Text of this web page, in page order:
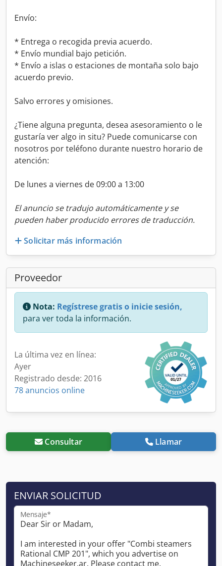
Envío:
* Entrega o recogida previa acuerdo.
* Envío mundial bajo petición.
* Envío a islas o estaciones de montaña solo bajo
acuerdo previo.
Salvo errores y omisiones.
¿Tiene alguna pregunta, desea asesoramiento o le
gustaría ver algo in situ? Puede comunicarse con
nosotros por teléfono durante nuestro horario de
atención:
De lunes a viernes de 09:00 a 13:00
El anuncio se tradujo automáticamente y se
pueden haber producido errores de traducción.
Solicitar más información
Proveedor
Nota: Regístrese gratis o inicie sesión,
para ver toda la información.
La última vez en línea:
Ayer
Registrado desde: 2016
78 anuncios online
Consultar Llamar
ENVIAR SOLICITUD
Mensaje*